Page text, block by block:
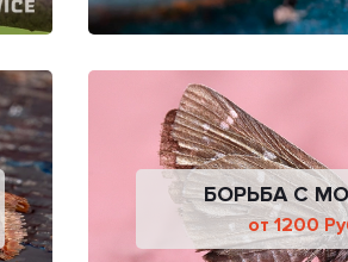
БОРЬБА С
от 1200